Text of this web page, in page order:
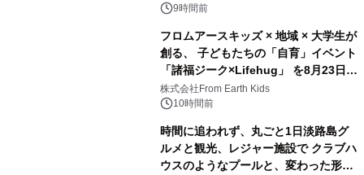
9時間前
フロムアースキッズ × 地域 × 大学生が
創る、 子どもたちの「自育」イベント
「諸福ジーク×Lifehug」 を8月23日
(日)開催
株式会社From Earth Kids
10時間前
時間に追われず、丸ごと1日淡路島グ
ルメと観光、レジャー施設で クラブハ
ウスのようなプールと、変わった形の